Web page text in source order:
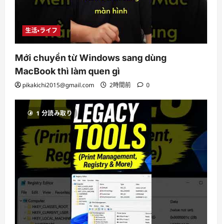
生活・ライフ
Mới chuyển từ Windows sang dùng
MacBook thì làm quen gì
pikakichi2015@gmail.com 2時間前 0
1 分読み取り